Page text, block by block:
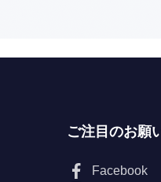
ご注目のお願
Facebook